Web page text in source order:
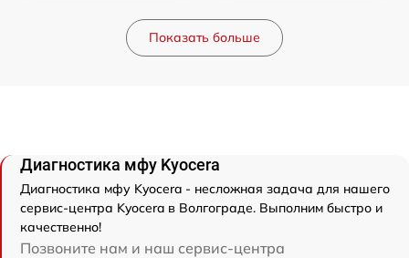
Показать больше
Диагностика мфу Kyocera
Диагностика мфу Kyocera - несложная задача для нашего
сервис-центра Kyocera в Волгограде. Выполним быстро и
качественно!
Позвоните нам и наш сервис-центра